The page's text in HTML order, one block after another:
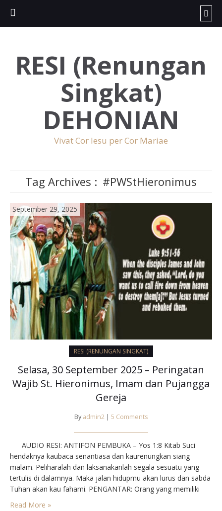
RESI (Renungan
Singkat)
DEHONIAN
Vivat Cor Iesu per Cor Mariae
Tag Archives : #PWStHieronimus
September 29, 2025
RESI (RENUNGAN SINGKAT)
Selasa, 30 September 2025 – Peringatan
Wajib St. Hieronimus, Imam dan Pujangga
Gereja
By admin2 | 5 Comments
AUDIO RESI: ANTIFON PEMBUKA – Yos 1:8 Kitab Suci
hendaknya kaubaca senantiasa dan kaurenungkan siang
malam. Peliharalah dan laksanakanlah segala sesuatu yang
tertulis di dalamnya. Maka jalan hidupmu akan lurus dan sabda
Tuhan akan kau fahami. PENGANTAR: Orang yang memiliki
pengetahuan luas dan sanggup menjawab serta merta sering
Read More »